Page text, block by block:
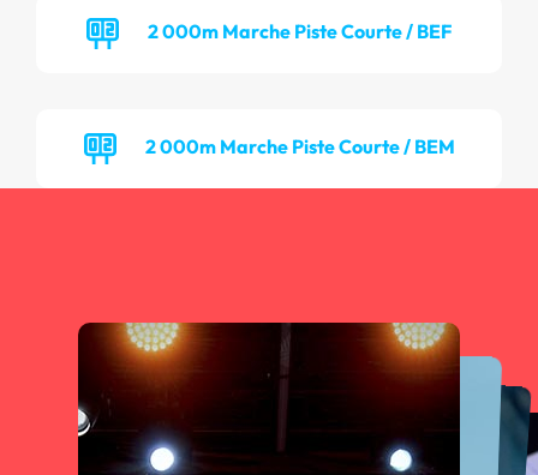
2 000m Marche Piste Courte / BEF
2 000m Marche Piste Courte / BEM